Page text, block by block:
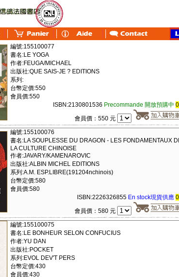
編號:155100077
書名:LE YOGA
作者:FEUGA/MICHAEL
出版社:QUE SAIS-JE ? EDITIONS
系列:
台幣定價:550
會員價:550
ISBN:2130801536 Precommande 開放預購中
會員價：550 元
編號:155100076
書名:LA SOUPLESSE DU DRAGON - LES FONDAMENTAUX
LA CULTURE CHINOISE
作者:JAVARY/KAMENAROVIC
出版社:ALBIN MICHEL EDITIONS
系列:A.M. ESP.LIBRE(191204nchinois)
台幣定價:580
會員價:580
ISBN:2226326855 En stock現貨供應
會員價：580 元
編號:155100075
書名:LE BONHEUR SELON CONFUCIUS
作者:YU DAN
出版社:POCKET
系列:EVOL DEV'T PERS
台幣定價:430
會員價:430